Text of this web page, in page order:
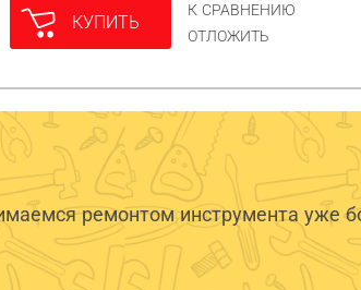
КУПИТЬ
К СРАВНЕНИЮ
ОТЛОЖИТЬ
ремонтом инструмента уже